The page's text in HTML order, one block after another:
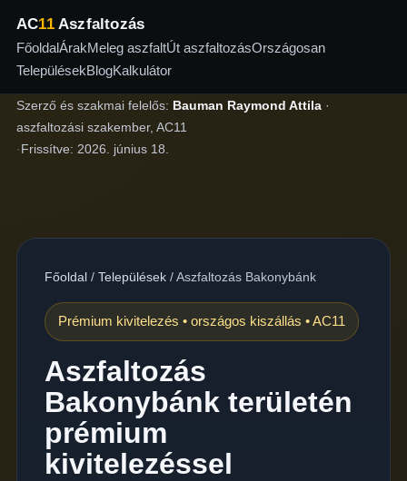
AC11Aszfaltozás
FőoldalÁrakMeleg aszfaltÚt aszfaltozásOrszágosan
TelepülésekBlogKalkulátor
Szerző és szakmai felelős: Bauman Raymond Attila·
aszfaltozási szakember, AC11
·Frissítve: 2026. június 18.
Főoldal/ Települések/Aszfaltozás Bakonybánk
Prémium kivitelezés • országos kiszállás • AC11
Aszfaltozás
Bakonybánk területén
prémium
kivitelezéssel